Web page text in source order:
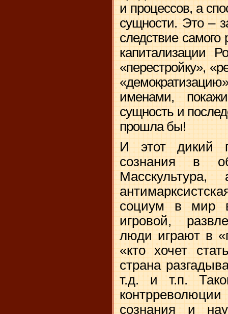
и процессов, а
сущности. Это –
следствие самого
капитализации
«перестройку»,
именами,
сущность и
прошла бы!
И этот дикий
сознания в
социум в мир
игровой,
люди играют в
«кто хочет
страна
т.д. и т.п.
сознания и